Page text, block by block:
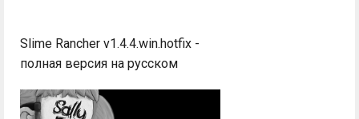
Slime Rancher v1.4.4.win.hotfix -
полная версия на русском